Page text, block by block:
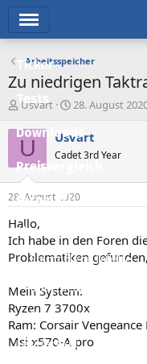
Ticker
Tests
Downloads
Preisvergleich
Forum
Aktuelles
Empfohlene Inhalte
Neue Beiträge
Neueste Aktivitäten
Leserartikel
Arbeitsspeicher
Zu niedrigen
E
s
e
e
r
Usvart
E
s
e
l
t
m
28. August
U Usvart
Cadet 3rd Year
28. August 2020
Hallo,
Ich habe in den Foren
Problematiken
Mein System:
Ryzen 7 3700x
Ram: Corsair
Msi x570-A pro